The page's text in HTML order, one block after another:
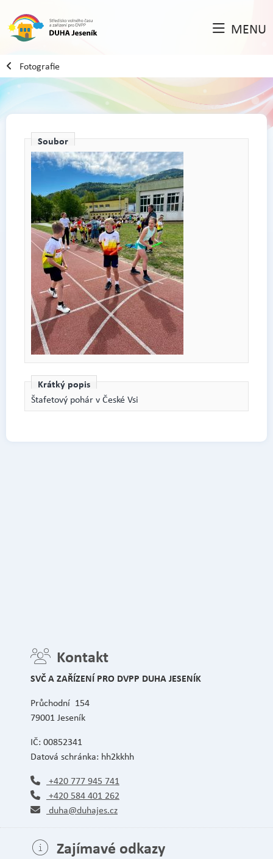
MENU
Fotografie
Soubor
Krátký popis
Štafetový pohár v České Vsi
Kontakt
SVČ A ZAŘÍZENÍ PRO DVPP DUHA JESENÍK
Průchodní 154
79001 Jeseník
IČ: 00852341
Datová schránka: hh2kkhh
+420 777 945 741
+420 584 401 262
duha@duhajes.cz
Zajímavé odkazy